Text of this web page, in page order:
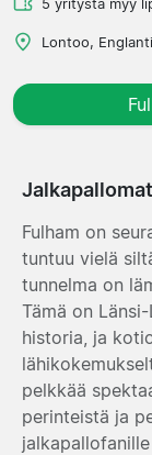
5 yritystä myy
Lontoo, Englanti
Fulham on
tuntuu vielä
tunnelma on
Tämä on
historia, ja
pelkkää
perinteistä ja